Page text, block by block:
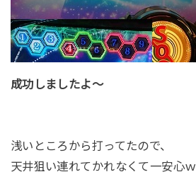
成功しましたよ～
浅いところから打ってたので、
天井狙い連れてかれなくて一安心ｗ